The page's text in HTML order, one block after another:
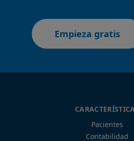
Empieza gratis
Pacientes
Contabilidad